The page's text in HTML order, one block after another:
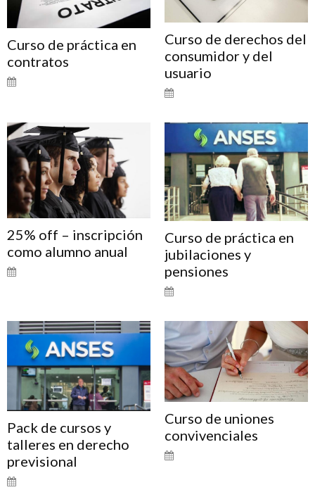
Curso de práctica en
contratos
Curso de derechos del
consumidor y del
usuario
25% off – inscripción
como alumno anual
Curso de práctica en
jubilaciones y
pensiones
Pack de cursos y
talleres en derecho
previsional
Curso de uniones
convivenciales